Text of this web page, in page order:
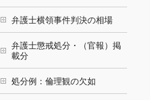
弁護士横領事件判決の相場
弁護士懲戒処分・（官報）掲
載分
処分例：倫理観の欠如